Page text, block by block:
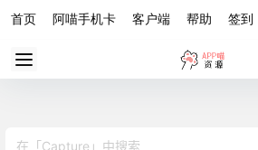
首页 阿喵手机卡 客户端 帮助 签到